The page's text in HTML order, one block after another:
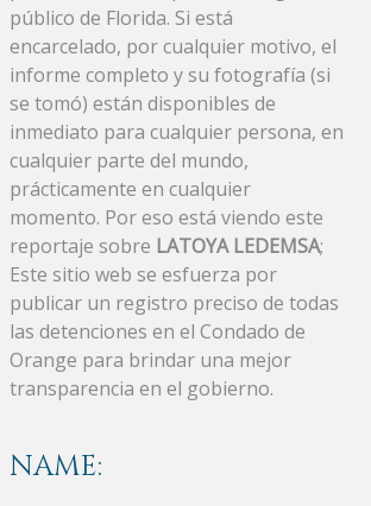
público de Florida. Si está
encarcelado, por cualquier motivo, el
informe completo y su fotografía (si
se tomó) están disponibles de
inmediato para cualquier persona, en
cualquier parte del mundo,
prácticamente en cualquier
momento. Por eso está viendo este
reportaje sobre LATOYA LEDEMSA;
Este sitio web se esfuerza por
publicar un registro preciso de todas
las detenciones en el Condado de
Orange para brindar una mejor
transparencia en el gobierno.
NAME: